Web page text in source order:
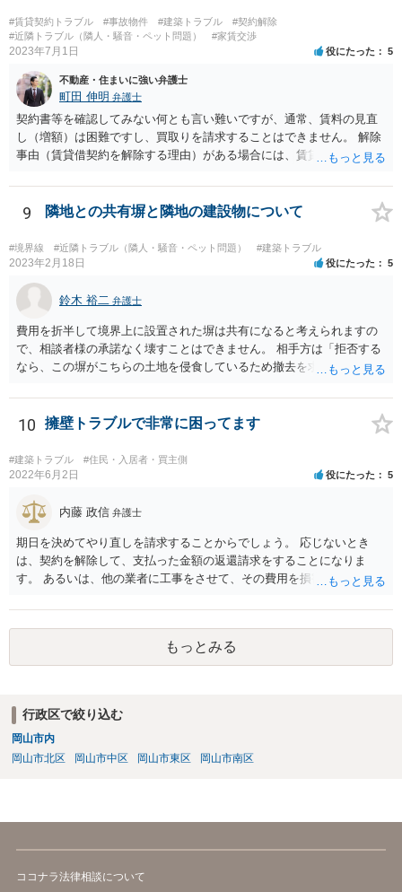
#賃貸契約トラブル #事故物件 #建築トラブル
#契約解除
#近隣トラブル（隣人・騒音・ペット問題）
#家賃交渉
2023年7月1日 役にたった 5
不動産・住まいに強い弁護士
町田 伸明 弁護士
契約書等を確認してみない何とも言い難いですが、通常、賃料の見直
し（増額）は困難ですし、買取りを請求することはできません。 解除
事由（賃貸借契約を解除する理由）がある場合には、賃貸借契約を解
めることができる状況であれば、事実上、賃料の見直し（増額）や買
取りの交渉をすることもあり得るでしょう。 反対に、明け渡しを求め
困難とならざるを得ないでしょう。 いずれにしても、（強制的な）明
け渡しなどの請求もお考えなのであれば、現況や契約書等の確認が不
可欠ですから、資料等一式を持参して弁護士にご相談された方がよい
かと思います。
9 隣地との共有塀と隣地の建設物について
#境界線 #近隣トラブル（隣人・騒音・ペット問題） #建築トラブル
2023年2月18日 役にたった 5
鈴木 裕二 弁護士
費用を折半して境界上に設置された塀は共有になると考えられますの
で、相談者様の承諾なく壊すことはできません。 相手方は「拒否する
なら、この塀がこちらの土地を侵食しているため撤去を求める手続き
ているわけですから、相談者様の同意なく塀の撤去を求めることは法
的には難しいように思われます。 また、「隣地（相談者様）の許可」
層建築物の建築確認を得る際は、近隣住民と協議してその建築に関し
同意を得るよう行政指導が行われておりますので、（推測になってし
たのかもしれません。 近隣住民の同意は必須の要件ではないため、直
請を行ったことについて申請者の責任を追及する余地はあろうかと存
じます。 お話をお聞きする限り、相手方のやり口は非常に強引かつ高
圧的で、相談者様が恐怖を感じるのは無理もないことかと思います。
取った」ということについて説明を求める旨を記載した通知書を送り
士に任せることができ、相手方と話さなければならないという精神的
なご負担をなくすこともできます。 相手方に恐怖を感じ、ご自身で話
し合いを行うことができそうにないようでしたら、一度弁護士に依頼
することをご検討いただくのがよろしいかもしれません。 ご参考にな
10 擁壁トラブルで非常に困ってます
#建築トラブル #住民・入居者・買主側
2022年6月2日 役にたった 5
内藤 政信 弁護士
期日を決めてやり直しを請求することからでしょう。 応じないとき
は、契約を解除して、支払った金額の返還請求をすることになりま
す。 あるいは、他の業者に工事をさせて、その費用を損害として請求
もっとみる
行政区で絞り込む
岡山市内
岡山市北区
岡山市中区 岡山市東区 岡山市南区
ココナラ法律相談について